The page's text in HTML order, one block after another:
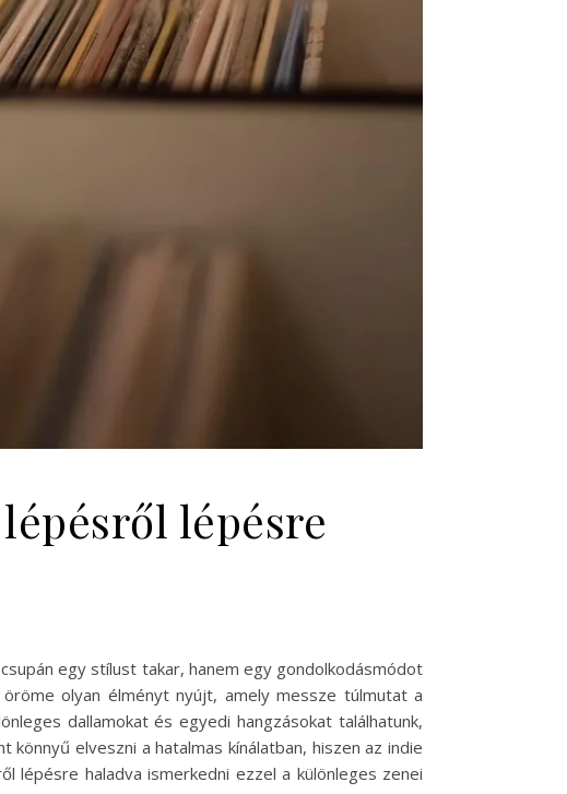
lépésre
egy stílust takar, hanem egy gondolkodásmódot
olyan élményt nyújt, amely messze túlmutat a
dallamokat és egyedi hangzásokat találhatunk,
elveszni a hatalmas kínálatban, hiszen az indie
lépésre haladva ismerkedni ezzel a különleges zenei